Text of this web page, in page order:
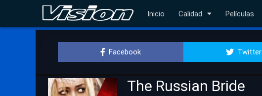
Inicio Calidad Películas
Facebook Twitter
The Russian Bride